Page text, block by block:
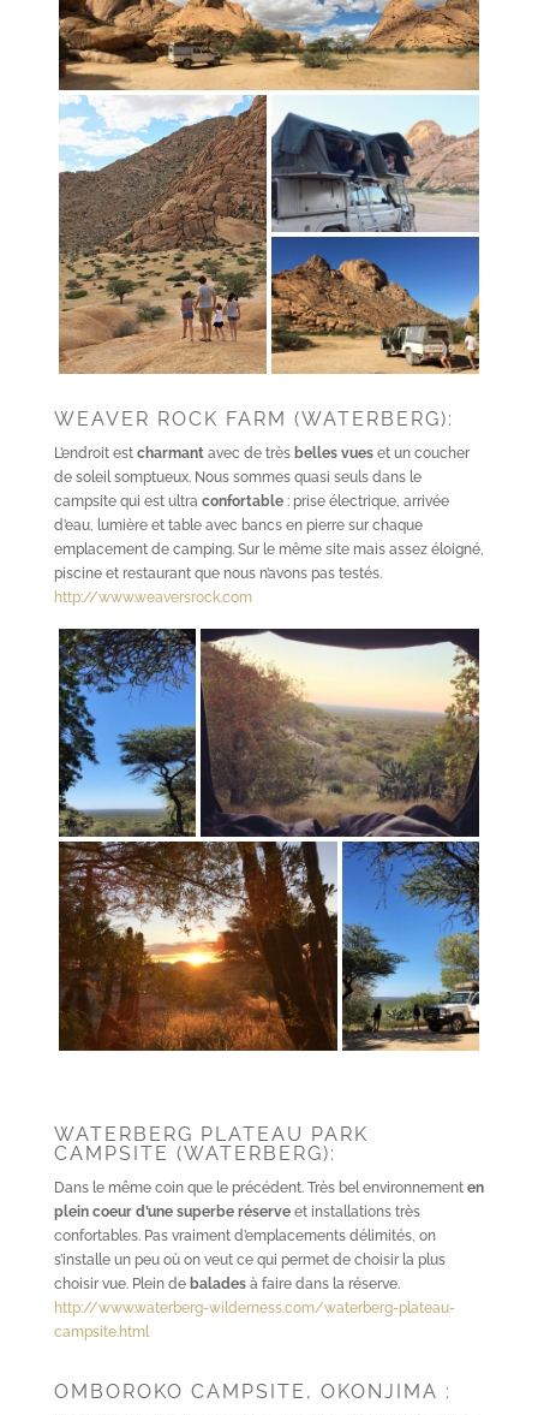
WEAVER ROCK FARM (WATERBERG):
L’endroit est charmantavec de très belles vueset un coucher
de soleil somptueux. Nous sommes quasi seuls dans le
campsite qui est ultra confortable: prise électrique, arrivée
d’eau, lumière et table avec bancs en pierre sur chaque
emplacement de camping. Sur le même site mais assez éloigné,
piscine et restaurant que nous n’avons pas testés.
http://www.weaversrock.com
WATERBERG PLATEAU PARK
CAMPSITE (WATERBERG):
Dans le même coin que le précédent. Très bel environnement en
plein coeur d’une superbe réserveet installations très
confortables. Pas vraiment d’emplacements délimités, on
s’installe un peu où on veut ce qui permet de choisir la plus
choisir vue. Plein de baladesà faire dans la réserve.
http://www.waterberg-wilderness.com/waterberg-plateau-
campsite.html
OMBOROKO CAMPSITE, OKONJIMA :